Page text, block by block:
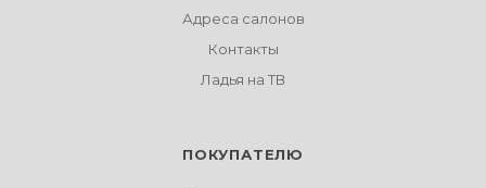
Адреса салонов
Контакты
Ладья на ТВ
ПОКУПАТЕЛЮ